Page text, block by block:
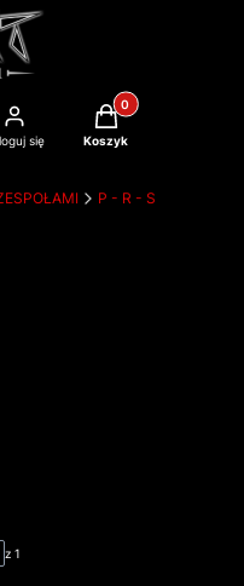
się
Produkty w
Koszyk
P - R - S
z 1